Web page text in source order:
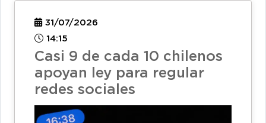
31/07/2026
14:15
Casi 9 de cada 10 chilenos
apoyan ley para regular
redes sociales